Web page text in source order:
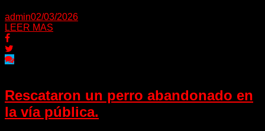
admin02/03/2026
LEER MAS
Rescataron un perro abandonado en
la vía pública.